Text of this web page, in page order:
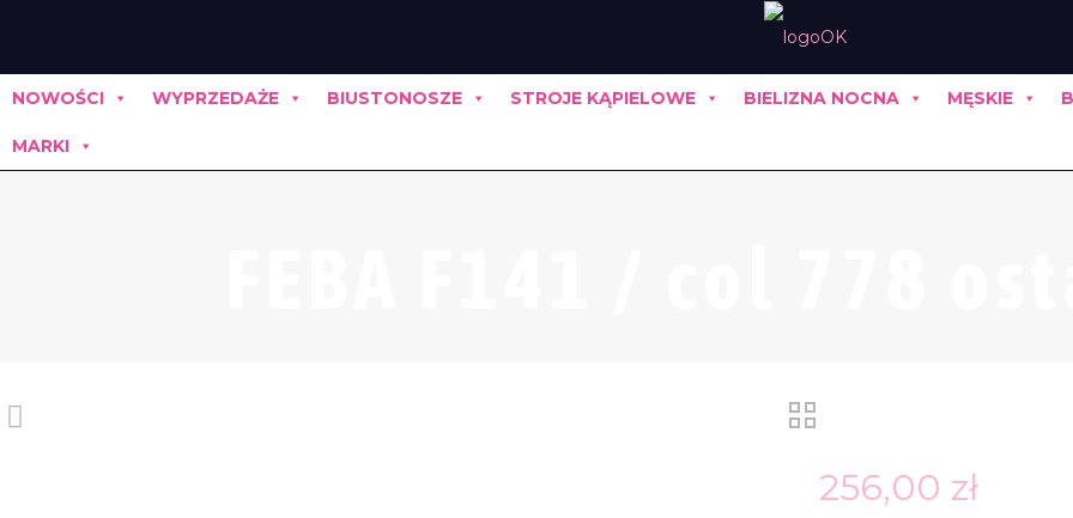
NOWOŚCI WYPRZEDAŻE BIUSTONOSZE STROJE KĄPIELOWE BIELIZNA NOCNA MĘSKIE
MARKI
256,00 zł